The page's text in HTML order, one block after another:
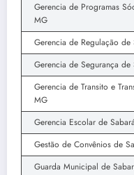
Gerencia de Programas
MG
Gerencia de Regulação
Gerencia de Segurança
Gerencia de Transito e
MG
Gerencia Escolar de
Gestão de Convênios de
Guarda Municipal de